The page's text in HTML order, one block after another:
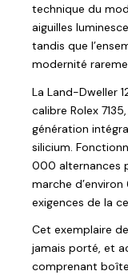
technique du
aiguilles
tandis que
modernité
La Land-Dweller
calibre Rolex
génération
silicium.
000 alternances
marche
exigences de la
Cet exemplaire
jamais porté, et
comprenant